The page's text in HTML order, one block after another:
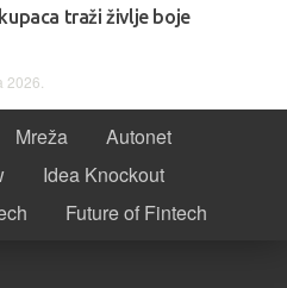
traži življe boje
2026.
Mreža
Autonet
Idea Knockout
Future of Fintech